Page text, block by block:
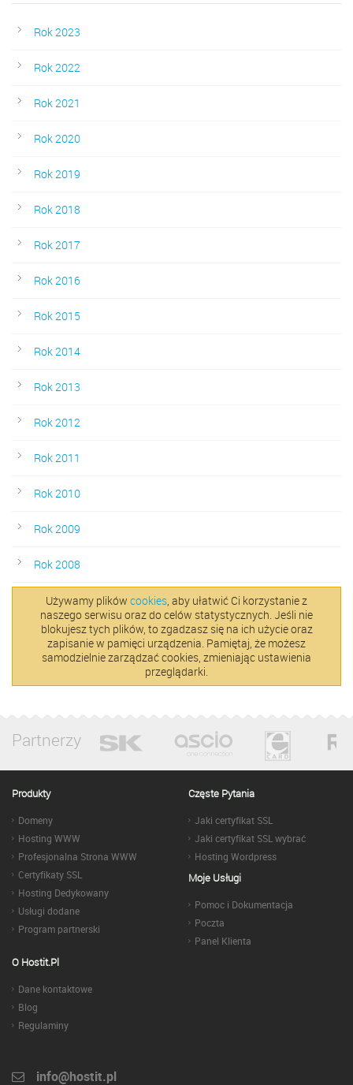
Rok 2023
Rok 2022
Rok 2021
Rok 2020
Rok 2019
Rok 2018
Rok 2017
Rok 2016
Rok 2015
Rok 2014
Rok 2013
Rok 2012
Rok 2011
Rok 2010
Rok 2009
Rok 2008
Używamy plików cookies, aby ułatwić Ci korzystanie z
naszego serwisu oraz do celów statystycznych. Jeśli nie
blokujesz tych plików, to zgadzasz się na ich użycie oraz
zapisanie w pamięci urządzenia. Pamiętaj, że możesz
samodzielnie zarządzać cookies, zmieniając ustawienia
przeglądarki.
Partnerzy
Produkty
Domeny
Hosting WWW
Profesjonalna Strona WWW
Certyfikaty SSL
Hosting Dedykowany
Usługi dodane
Program partnerski
Częste Pytania
Jaki certyfikat SSL
Jaki certyfikat SSL wybrać
Hosting Wordpress
Moje Usługi
Pomoc i Dokumentacja
Poczta
Panel Klienta
O Hostit.pl
Dane kontaktowe
Blog
Regulaminy
info@hostit.pl